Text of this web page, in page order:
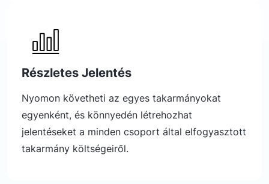
Részletes Jelentés
Nyomon követheti az egyes takarmányokat
egyenként, és könnyedén létrehozhat
jelentéseket a minden csoport által elfogyasztott
takarmány költségeiről.